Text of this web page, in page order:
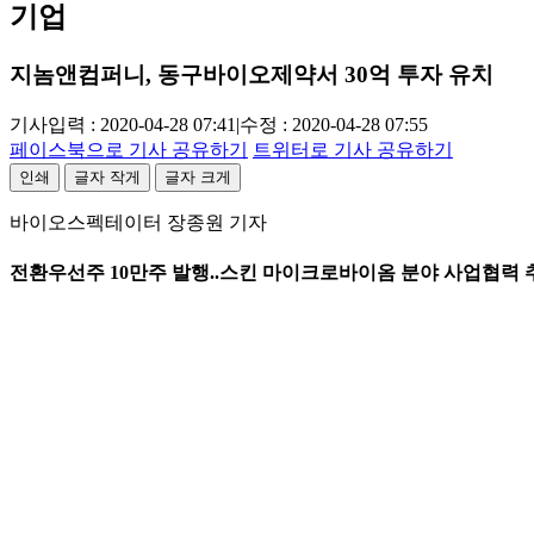
기업
지놈앤컴퍼니, 동구바이오제약서 30억 투자 유치
기사입력 : 2020-04-28 07:41 |수정 : 2020-04-28 07:55
페이스북으로 기사 공유하기
트위터로 기사 공유하기
인쇄 글자 작게 글자 크게
바이오스펙테이터 장종원 기자
전환우선주 10만주 발행..스킨 마이크로바이옴 분야 사업협력